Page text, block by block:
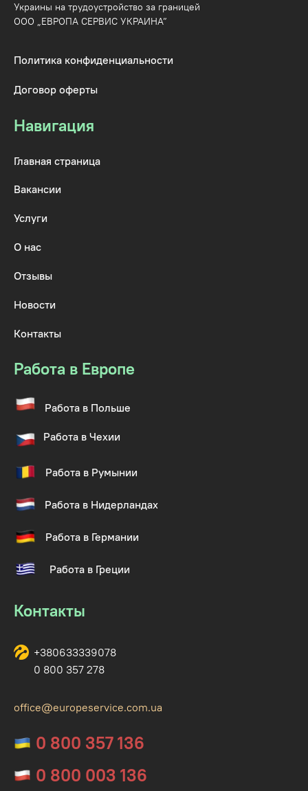
Контакты
Навигация
Главная страница
Вакансии
Услуги
О нас
Отзывы
Новости
Контакты
Работа в Европе
Украины на трудоустройство за границей
ООО „ЕВРОПА СЕРВИС УКРАИНА”
Работа в Польше
Работа в Чехии
Работа в Румынии
Работа в Нидерландах
Работа в Германии
Работа в Греции
Политика конфиденциальности
+380633339078
office@europeservice.com.ua
0 800 357 136
0 800 003 136
0 800 357 278
Договор оферты